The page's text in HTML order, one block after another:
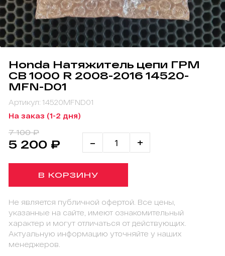
Honda Натяжитель цепи ГРМ
CB 1000 R 2008-2016 14520-
MFN-D01
Артикул: 14520MFND01
На заказ (1-2 дня)
7 100 ₽
5 200 ₽ - +
В КОРЗИНУ
Не является публичной офертой. Все цены,
указанные на сайте, имеют ознакомительный
характер и могут отличаться от действующих.
Актуальную информацию уточняйте у наших
менеджеров.